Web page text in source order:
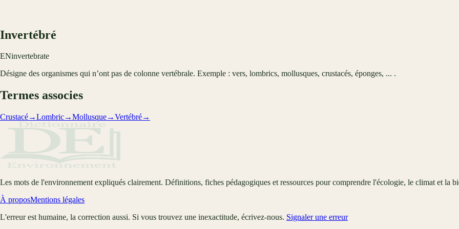
Invertébré
ENinvertebrate
Désigne des organismes qui n’ont pas de colonne vertébrale. Exemple : vers, lombrics, mollusques, crustacés, éponges, ... .
Termes associes
Crustacé→Lombric→Mollusque→Vertébré→
Les mots de l'environnement expliqués clairement. Définitions, fiches pédagogiques et ressources pour comprendre l'écologie, le climat et la
À proposMentions légales
L'erreur est humaine, la correction aussi. Si vous trouvez une inexactitude, écrivez-nous. Signaler une erreur